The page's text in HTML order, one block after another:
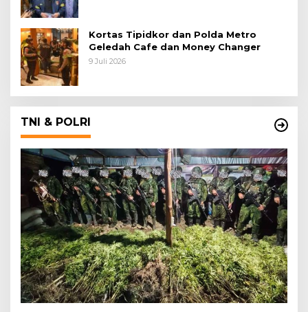
Kortas Tipidkor dan Polda Metro
Geledah Cafe dan Money Changer
9 Juli 2026
TNI & POLRI